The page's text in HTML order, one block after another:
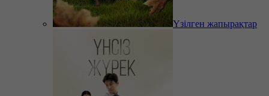
Үзілген жапырақтар